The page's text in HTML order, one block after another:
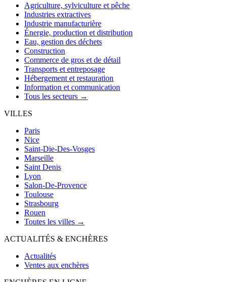
Agriculture, sylviculture et pêche
Industries extractives
Industrie manufacturière
Énergie, production et distribution
Eau, gestion des déchets
Construction
Commerce de gros et de détail
Transports et entreposage
Hébergement et restauration
Information et communication
Tous les secteurs →
VILLES
Paris
Nice
Saint-Die-Des-Vosges
Marseille
Saint Denis
Lyon
Salon-De-Provence
Toulouse
Strasbourg
Rouen
Toutes les villes →
ACTUALITÉS & ENCHÈRES
Actualités
Ventes aux enchères